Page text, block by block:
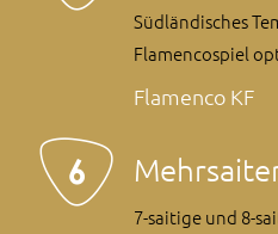
Südländisches
Flamenco­spiel
Flamenco KF
7-saitige und 8-